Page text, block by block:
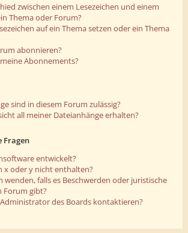
zwischen einem Lesezeichen und einem
Thema oder Forum?
auf ein Thema setzen oder ein Thema
abonnieren?
Abonnements?
sind in diesem Forum zulässig?
all meiner Dateianhänge erhalten?
Fragen
entwickelt?
x oder y nicht enthalten?
wenden, falls es Beschwerden oder juristische
Forum gibt?
des Boards kontaktieren?